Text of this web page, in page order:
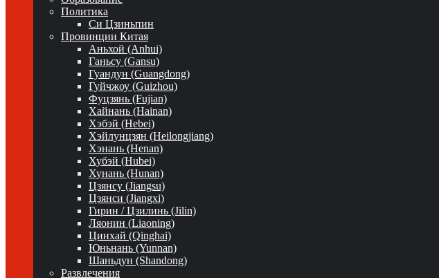
Политика
Си Цзиньпин
Провинции Китая
Аньхой (Anhui)
Ганьсу (Gansu)
Гуандун (Guangdong)
Гуйчжоу (Guizhou)
Фуцзянь (Fujian)
Хайнань (Hainan)
Хэбэй (Hebei)
Хэйлунцзян (Heilongjiang)
Хэнань (Henan)
Хубэй (Hubei)
Хунань (Hunan)
Цзянсу (Jiangsu)
Цзянси (Jiangxi)
Гирин / Цзилинь (Jilin)
Ляонин (Liaoning)
Цинхай (Qinghai)
Юньнань (Yunnan)
Шаньдун (Shandong)
Развлечения